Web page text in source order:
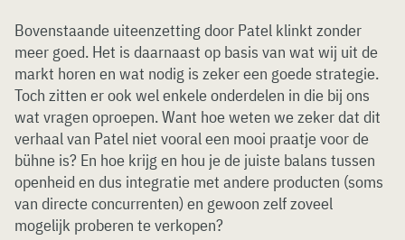
Bovenstaande uiteenzetting door Patel klinkt zonder
meer goed. Het is daarnaast op basis van wat wij uit de
markt horen en wat nodig is zeker een goede strategie.
Toch zitten er ook wel enkele onderdelen in die bij ons
wat vragen oproepen. Want hoe weten we zeker dat dit
verhaal van Patel niet vooral een mooi praatje voor de
bühne is? En hoe krijg en hou je de juiste balans tussen
openheid en dus integratie met andere producten (soms
van directe concurrenten) en gewoon zelf zoveel
mogelijk proberen te verkopen?